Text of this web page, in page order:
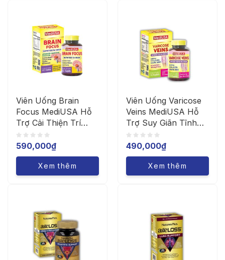
Viên Uống Brain
Focus MediUSA Hỗ
Trợ Cải Thiện Trí
Nhớ (Hộp 60 Viên)
590,000₫
Xem thêm
Viên Uống Varicose
Veins MediUSA Hỗ
Trợ Suy Giãn Tĩnh
Mạch (Hộp 60 Viên)
490,000₫
Xem thêm